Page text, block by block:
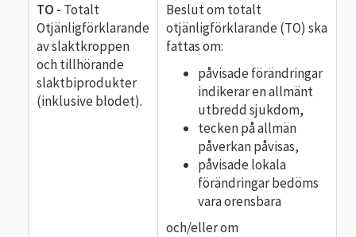
TO - Totalt
Otjänligförklarande
av slaktkroppen
och tillhörande
slaktbiprodukter
(inklusive blodet).
Beslut om totalt
otjänligförklarande (TO) ska
fattas om:
påvisade förändringar
indikerar en allmänt
utbredd sjukdom,
tecken på allmän
påverkan påvisas,
påvisade lokala
förändringar bedöms
vara orensbara
och/eller om